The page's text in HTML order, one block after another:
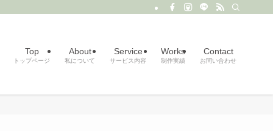
Top
トップページ
About
私について
Service
サービス内容
Works
制作実績
Contact
お問い合わせ